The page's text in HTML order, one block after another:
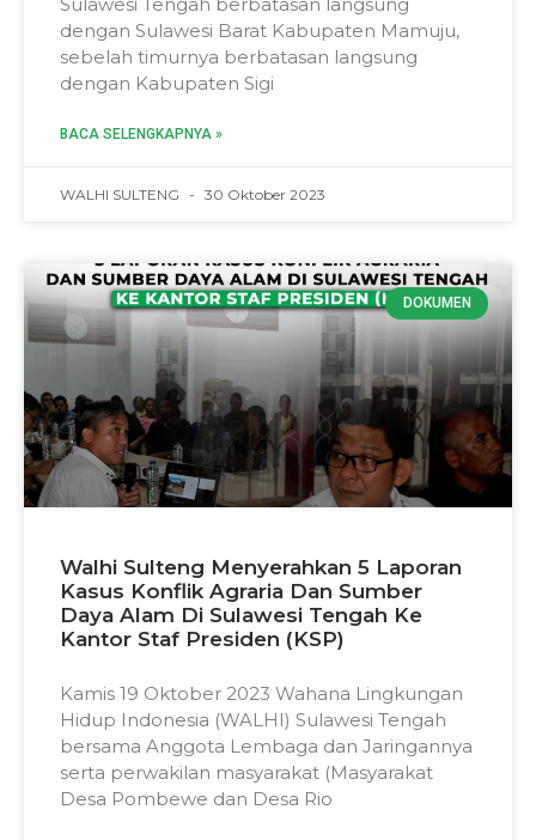
dengan Sulawesi Barat Kabupaten Mamuju,
sebelah timurnya berbatasan langsung
dengan Kabupaten Sigi
BACA SELENGKAPNYA »
WALHI SULTENG 30 Oktober 2023
DOKUMEN
Walhi Sulteng Menyerahkan 5 Laporan
Kasus Konflik Agraria Dan Sumber
Daya Alam Di Sulawesi Tengah Ke
Kantor Staf Presiden (KSP)
Kamis 19 Oktober 2023 Wahana Lingkungan
Hidup Indonesia (WALHI) Sulawesi Tengah
bersama Anggota Lembaga dan Jaringannya
serta perwakilan masyarakat (Masyarakat
Desa Pombewe dan Desa Rio